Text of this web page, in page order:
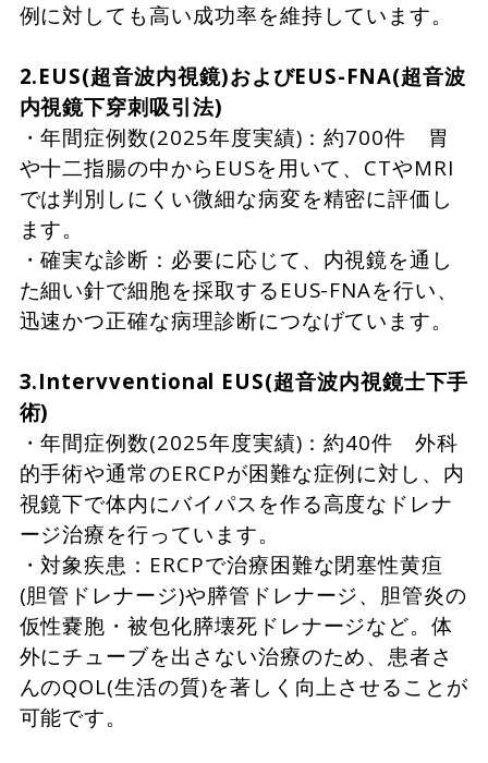
例に対しても高い成功率を維持しています。
2.EUS(超音波内視鏡)およびEUS-FNA(超音波
内視鏡下穿刺吸引法)
・年間症例数(2025年度実績)：約700件 胃
や十二指腸の中からEUSを用いて、CTやMRI
では判別しにくい微細な病変を精密に評価し
ます。
・確実な診断：必要に応じて、内視鏡を通し
た細い針で細胞を採取するEUS-FNAを行い、
迅速かつ正確な病理診断につなげています。
3.Intervventional EUS(超音波内視鏡士下手
術)
・年間症例数(2025年度実績)：約40件 外科
的手術や通常のERCPが困難な症例に対し、内
視鏡下で体内にバイパスを作る高度なドレナ
ージ治療を行っています。
・対象疾患：ERCPで治療困難な閉塞性黄疸
(胆管ドレナージ)や膵管ドレナージ、胆管炎の
仮性嚢胞・被包化膵壊死ドレナージなど。体
外にチューブを出さない治療のため、患者さ
んのQOL(生活の質)を著しく向上させることが
可能です。